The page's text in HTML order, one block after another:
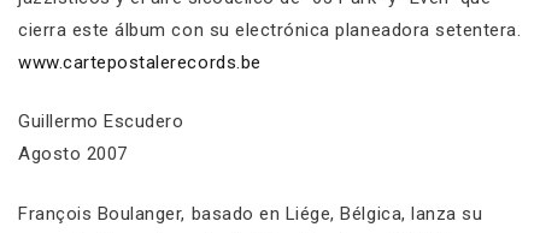
cierra este álbum con su electrónica planeadora setentera.
www.cartepostalerecords.be
Guillermo Escudero
Agosto 2007
François Boulanger, basado en Liége, Bélgica, lanza su